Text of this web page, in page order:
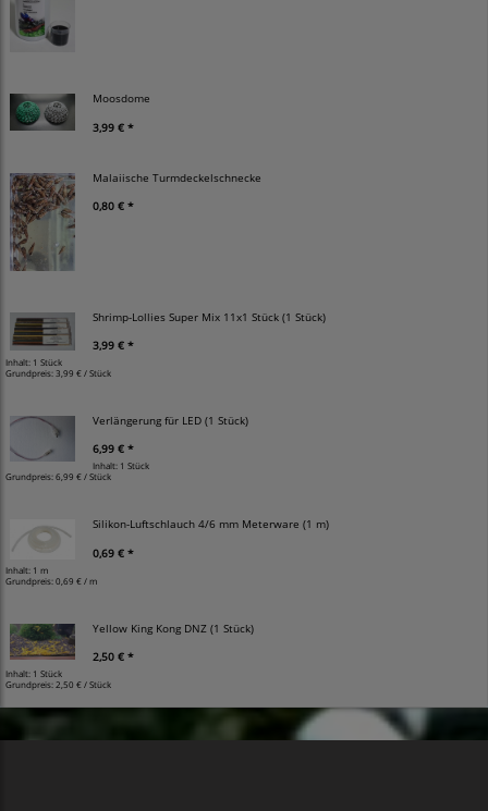
Moosdome
3,99 € *
Malaiische Turmdeckelschnecke
0,80 € *
Shrimp-Lollies Super Mix 11x1 Stück (1 Stück)
3,99 € *
Inhalt: 1 Stück
Grundpreis:3,99 € / Stück
Verlängerung für LED (1 Stück)
6,99 € *
Inhalt: 1 Stück
Grundpreis:6,99 € / Stück
Silikon-Luftschlauch 4/6 mm Meterware (1 m)
0,69 € *
Inhalt: 1 m
Grundpreis:0,69 € / m
Yellow King Kong DNZ (1 Stück)
2,50 € *
Inhalt: 1 Stück
Grundpreis: 2,50 € / Stück